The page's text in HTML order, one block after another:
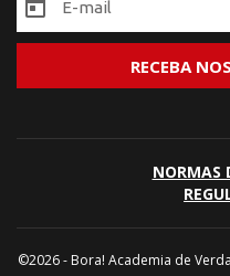
NORMAS
©2026 - Bora! Academia de